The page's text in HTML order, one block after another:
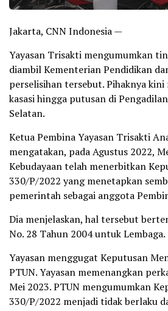
Jakarta, CNN Indonesia —
Yayasan Trisakti mengumumkan
diambil Kementerian Pendidikan
perselisihan tersebut. Pihaknya
kasasi hingga putusan di
Selatan.
Ketua Pembina Yayasan Trisakti
mengatakan, pada Agustus 2022,
Kebudayaan telah menerbitkan
330/P/2022 yang menetapkan
pemerintah sebagai anggota
Dia menjelaskan, hal tersebut
No. 28 Tahun 2004 untuk Lembaga.
Yayasan menggugat Keputusan
PTUN. Yayasan memenangkan
Mei 2023. PTUN mengumumkan
330/P/2022 menjadi tidak berlaku